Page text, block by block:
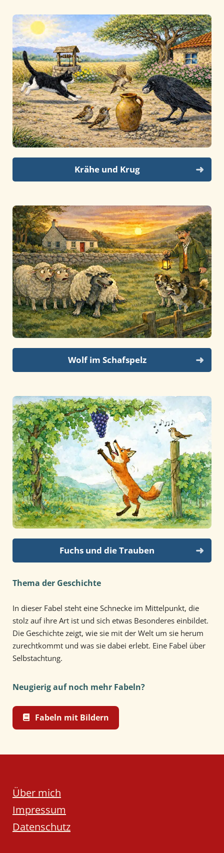
Krähe und Krug
Wolf im Schafspelz
Fuchs und die Trauben
Thema der Geschichte
In dieser Fabel steht eine Schnecke im Mittelpunkt, die
stolz auf ihre Art ist und sich etwas Besonderes einbildet.
Die Geschichte zeigt, wie sie mit der Welt um sie herum
zurechtkommt und was sie dabei erlebt. Eine Fabel über
Selbstachtung.
Neugierig auf noch mehr Fabeln?
Fabeln mit Bildern
Über mich
Impressum
Datenschutz